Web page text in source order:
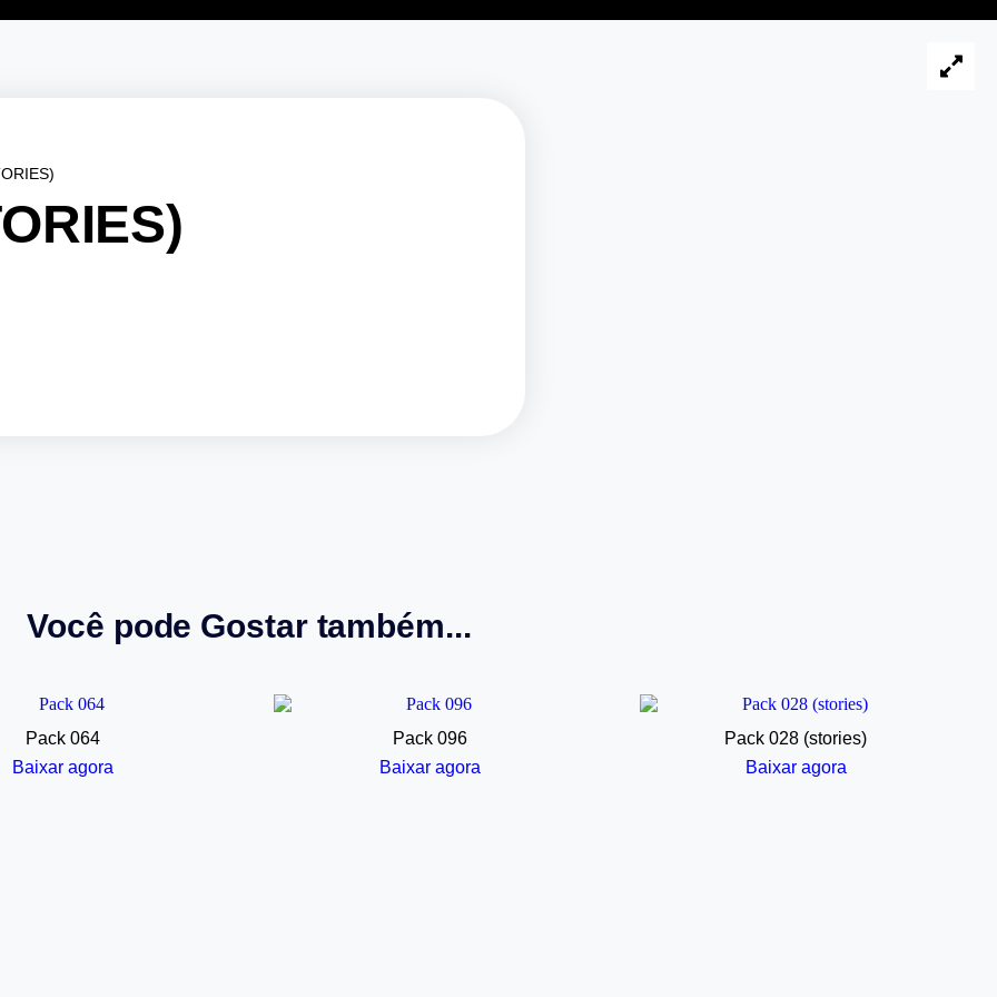
Você pode Gostar também...
Pack 064
Baixar agora
Pack 096
Baixar agora
Pack 028 (stories)
Baixar agora